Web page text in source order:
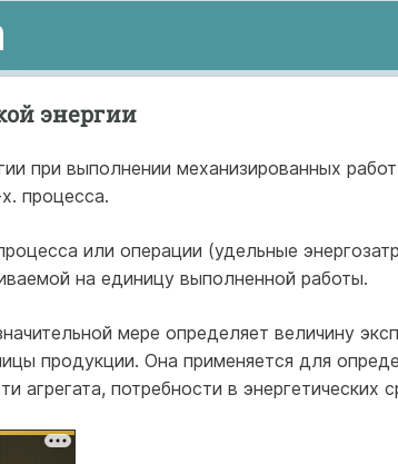
энергии
при выполнении механизированных
процесса.
или операции (удельные
на единицу выполненной работы.
мере определяет величину
продукции. Она применяется для
агрегата, потребности в энергетических